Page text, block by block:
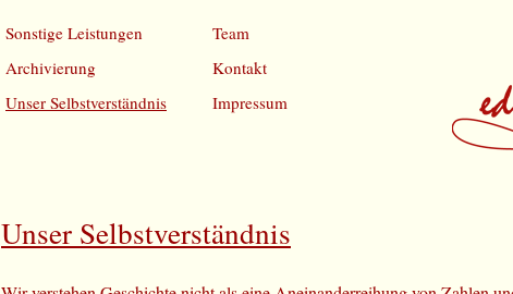
Sonstige Leistungen
Team
Archivierung
Kontakt
Unser Selbstverständnis Impressum
Unser Selbstverständnis